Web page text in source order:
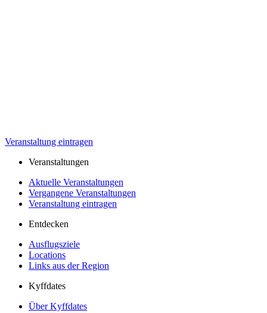
Veranstaltung eintragen
Veranstaltungen
Aktuelle Veranstaltungen
Vergangene Veranstaltungen
Veranstaltung eintragen
Entdecken
Ausflugsziele
Locations
Links aus der Region
Kyffdates
Über Kyffdates